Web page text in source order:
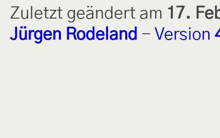
Zuletzt geändert am 17.
Jürgen Rodeland - Version